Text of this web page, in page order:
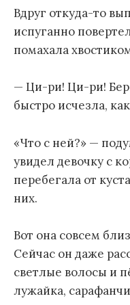
Вдруг откуда-то
испуганно
помахала
— Ци-ри! Ци-ри!
быстро исчезла,
«Что с ней?» —
увидел девочку с
перебегала от
них.
Вот она совсем
Сейчас он даже
светлые волосы и
лужайка,